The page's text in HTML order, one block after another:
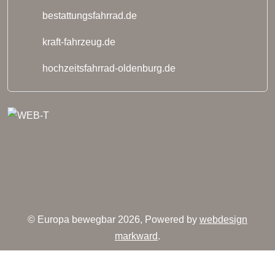
bestattungsfahrrad.de
kraft-fahrzeug.de
hochzeitsfahrrad-oldenburg.de
© Europa bewegbar 2026, Powered by webdesign
markward.